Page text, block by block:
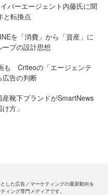
イバーエージェント内藤氏に聞
と転換点
を「消費」から「資産」に
プの設計思想
も Criteoの「エージェンテ
広告の判断
靴下ブランドがSmartNews
方」
した広告／マーケティングの最新動向を
ィング専門メディアです。